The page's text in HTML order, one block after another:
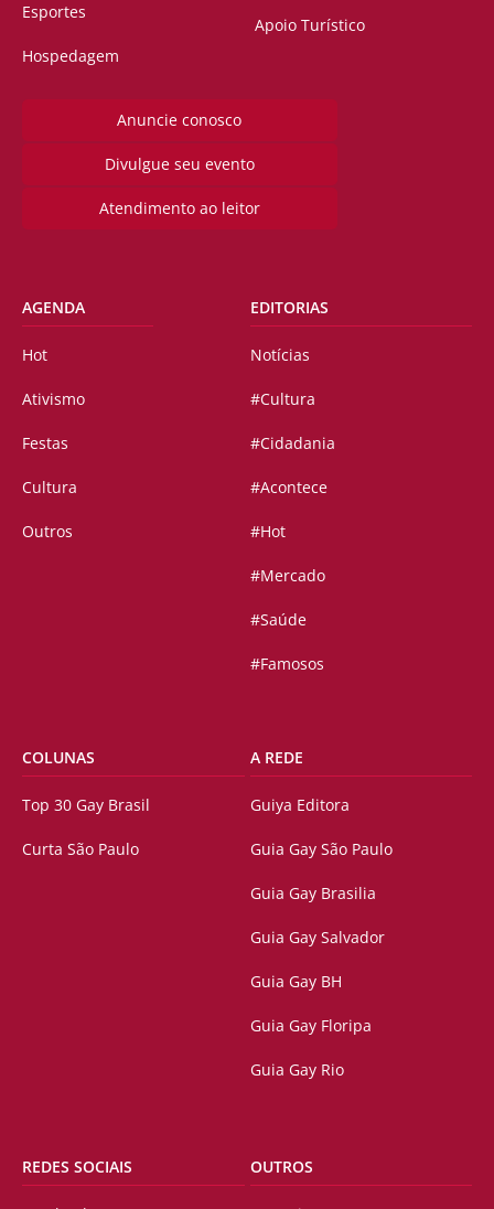
Esportes
Hospedagem
Apoio Turístico
Anuncie conosco
Divulgue seu evento
Atendimento ao leitor
AGENDA
Hot
Ativismo
Festas
Cultura
Outros
EDITORIAS
Notícias
#Cultura
#Cidadania
#Acontece
#Hot
#Mercado
#Saúde
#Famosos
COLUNAS
Top 30 Gay Brasil
Curta São Paulo
A REDE
Guiya Editora
Guia Gay São Paulo
Guia Gay Brasilia
Guia Gay Salvador
Guia Gay BH
Guia Gay Floripa
Guia Gay Rio
REDES SOCIAIS OUTROS